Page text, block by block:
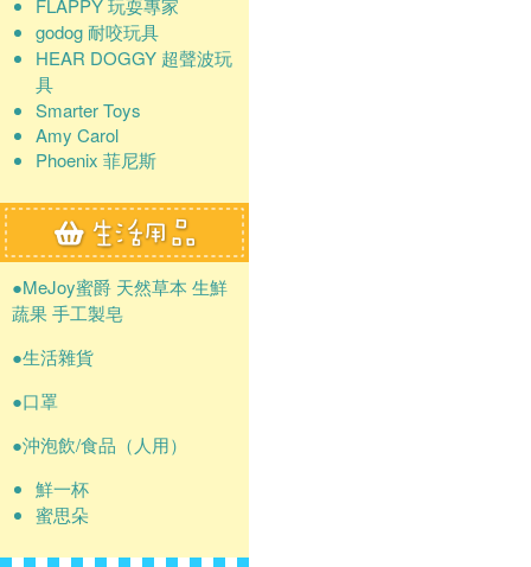
FLAPPY 玩耍專家
godog 耐咬玩具
HEAR DOGGY 超聲波玩
具
Smarter Toys
Amy Carol
Phoenix 菲尼斯
●MeJoy蜜爵 天然草本 生鮮
蔬果 手工製皂
●生活雜貨
●口罩
●沖泡飲/食品（人用）
鮮一杯
蜜思朵